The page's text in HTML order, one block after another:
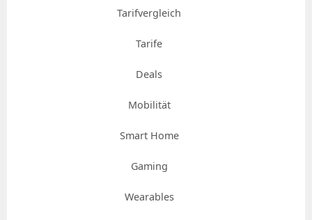
Tarifvergleich
Tarife
Deals
Mobilität
Smart Home
Gaming
Wearables